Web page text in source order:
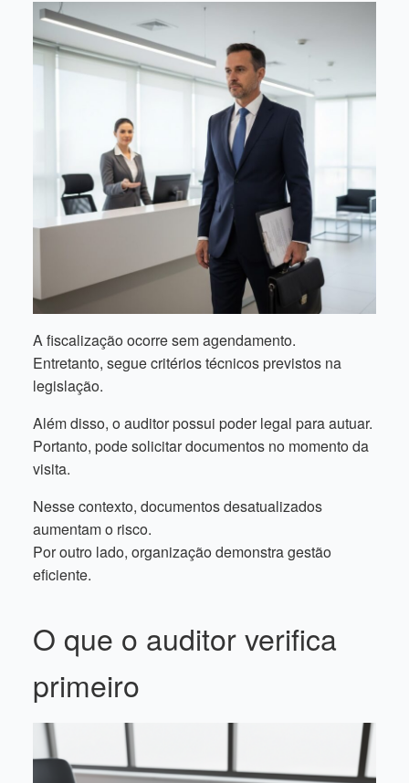
A fiscalização ocorre sem agendamento.
Entretanto, segue critérios técnicos previstos na
legislação.
Além disso, o auditor possui poder legal para autuar.
Portanto, pode solicitar documentos no momento da
visita.
Nesse contexto, documentos desatualizados
aumentam o risco.
Por outro lado, organização demonstra gestão
eficiente.
O que o auditor verifica
primeiro